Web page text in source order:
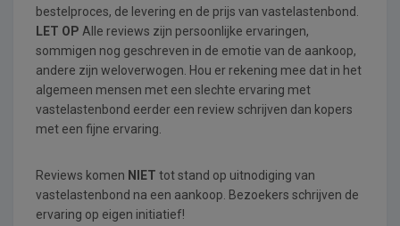
bestelproces, de levering en de prijs van vastelastenbond.
LET OP Alle reviews zijn persoonlijke ervaringen,
sommigen nog geschreven in de emotie van de aankoop,
andere zijn weloverwogen. Hou er rekening mee dat in het
algemeen mensen met een slechte ervaring met
vastelastenbond eerder een review schrijven dan kopers
met een fijne ervaring.
Reviews komen NIET tot stand op uitnodiging van
vastelastenbond na een aankoop. Bezoekers schrijven de
ervaring op eigen initiatief!